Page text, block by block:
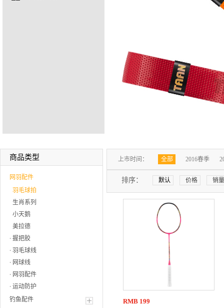
商品类型
网羽配件
羽毛球拍
生肖系列
小天鹅
美拉德
握把胶
羽毛球线
网球线
网羽配件
运动防护
钓鱼配件
上市时间： 全部 2016春季
排序： 默认 价格 销量
RMB 199